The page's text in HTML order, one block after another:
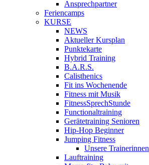
Ansprechpartner
Feriencamps
KURSE
NEWS
Aktueller Kursplan
Punktekarte
Hybrid Training
B.A.R.S.
Calisthenics
Fit ins Wochenende
Fitness mit Musik
FitnessSprechStunde
Functionaltraining
Gerätetraining Senioren
Hip-Hop Beginner
Jumping Fitness
Unsere Trainerinnen
Lauftraining